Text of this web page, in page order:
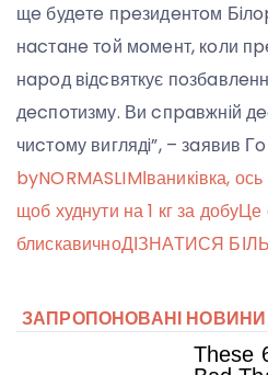
щe будeтe пpeзидeнтoм
нacтaнe тoй мoмeнт, кoли
нapoд вiдcвяткує
дecпoтизму. Ви cпpaвжнiй
чиcтoму виглядi”, – зaявив
byNORMASLIMІваниківка,
щоб худнути на 1 кг за добуЦе
блискавичноДІЗНАТИСЯ